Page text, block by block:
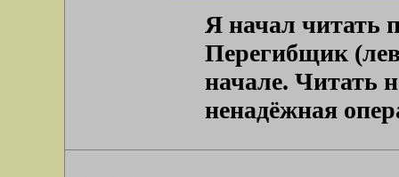
Я начал читать
Перегибщик
начале. Читать
ненадёжная